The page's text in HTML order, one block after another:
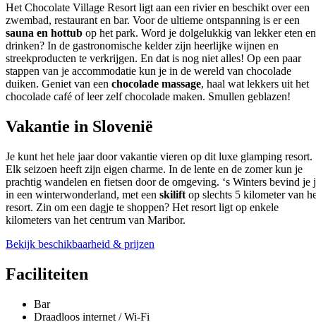
Het Chocolate Village Resort ligt aan een rivier en beschikt over een
zwembad, restaurant en bar. Voor de ultieme ontspanning is er een
sauna en hottub op het park. Word je dolgelukkig van lekker eten en
drinken? In de gastronomische kelder zijn heerlijke wijnen en
streekproducten te verkrijgen. En dat is nog niet alles! Op een paar
stappen van je accommodatie kun je in de wereld van chocolade
duiken. Geniet van een chocolade massage, haal wat lekkers uit het
chocolade café of leer zelf chocolade maken. Smullen geblazen!
Vakantie in Slovenië
Je kunt het hele jaar door vakantie vieren op dit luxe glamping resort.
Elk seizoen heeft zijn eigen charme. In de lente en de zomer kun je
prachtig wandelen en fietsen door de omgeving. ‘s Winters bevind je
in een winterwonderland, met een skilift op slechts 5 kilometer van
resort. Zin om een dagje te shoppen? Het resort ligt op enkele
kilometers van het centrum van Maribor.
Bekijk beschikbaarheid & prijzen
Faciliteiten
Bar
Draadloos internet / Wi-Fi